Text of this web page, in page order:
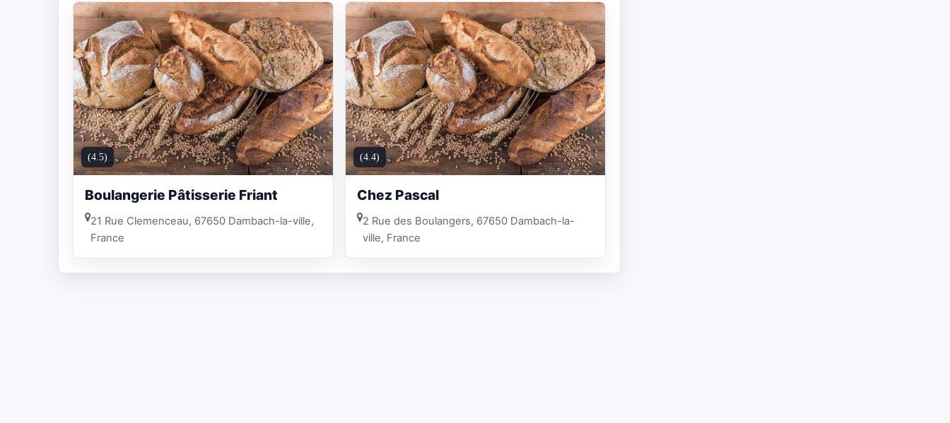
(4.5)
Boulangerie Pâtisserie Friant
21 Rue Clemenceau, 67650 Dambach-la-ville,
France
(4.4)
Chez Pascal
2 Rue des Boulangers, 67650 Dambach-la-
ville, France